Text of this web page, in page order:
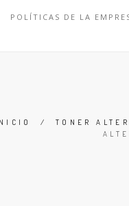
POLÍTICAS DE LA
/ TONER